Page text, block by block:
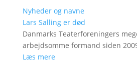
Nyheder og navne
Lars Salling er død
Danmarks Teaterforeningers
arbejdsomme formand siden
Læs mere